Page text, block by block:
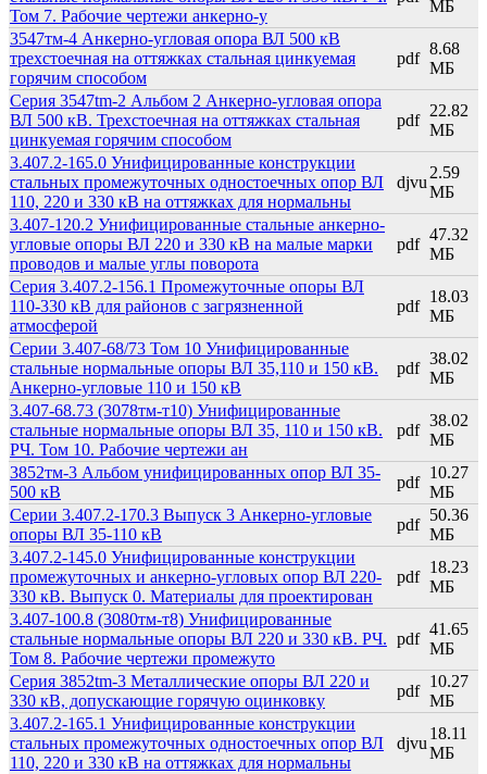
Том 7. Рабочие чертежи анкерно-у
МБ
3547тм-4 Анкерно-угловая опора ВЛ 500 кВ
трехстоечная на оттяжках стальная цинкуемая
горячим способом
pdf
8.68
МБ
Серия 3547tm-2 Альбом 2 Анкерно-угловая опора
ВЛ 500 кВ. Трехстоечная на оттяжках стальная
цинкуемая горячим способом
pdf
22.82
МБ
3.407.2-165.0 Унифицированные конструкции
стальных промежуточных одностоечных опор ВЛ
110, 220 и 330 кВ на оттяжках для нормальны
djvu
2.59
МБ
3.407-120.2 Унифицированные стальные анкерно-
угловые опоры ВЛ 220 и 330 кВ на малые марки
проводов и малые углы поворота
pdf
47.32
МБ
Серия 3.407.2-156.1 Промежуточные опоры ВЛ
110-330 кВ для районов с загрязненной
атмосферой
pdf
18.03
МБ
Серии 3.407-68/73 Том 10 Унифицированные
стальные нормальные опоры ВЛ 35,110 и 150 кВ.
Анкерно-угловые 110 и 150 кВ
pdf
38.02
МБ
3.407-68.73 (3078тм-т10) Унифицированные
стальные нормальные опоры ВЛ 35, 110 и 150 кВ.
РЧ. Том 10. Рабочие чертежи ан
pdf
38.02
МБ
3852тм-3 Альбом унифицированных опор ВЛ 35-
500 кВ
pdf
10.27
МБ
Серии 3.407.2-170.3 Выпуск 3 Анкерно-угловые
опоры ВЛ 35-110 кВ
pdf
50.36
МБ
3.407.2-145.0 Унифицированные конструкции
промежуточных и анкерно-угловых опор ВЛ 220-
330 кВ. Выпуск 0. Материалы для проектирован
pdf
18.23
МБ
3.407-100.8 (3080тм-т8) Унифицированные
стальные нормальные опоры ВЛ 220 и 330 кВ. РЧ.
Том 8. Рабочие чертежи промежуто
pdf
41.65
МБ
Серия 3852tm-3 Металлические опоры ВЛ 220 и
330 кВ, допускающие горячую оцинковку
pdf
10.27
МБ
3.407.2-165.1 Унифицированные конструкции
стальных промежуточных одностоечных опор ВЛ
110, 220 и 330 кВ на оттяжках для нормальны
djvu
18.11
МБ